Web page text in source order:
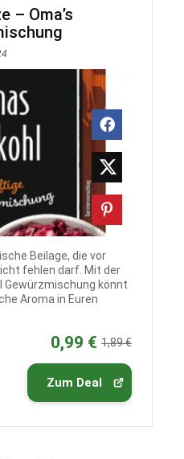
– Oma’s
Beilage, die vor
fehlen darf. Mit der
Gewürzmischung könnt
Aroma in Euren
0,99 € 1,89 €
Zum Deal